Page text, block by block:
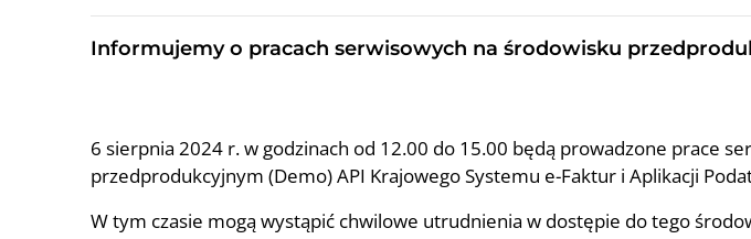
Informujemy o pracach serwisowych na środowisku
6 sierpnia 2024 r. w godzinach od 12.00 do 15.00 będą prowadzone prace
przedprodukcyjnym (Demo) API Krajowego Systemu e-Faktur i Aplikacji
W tym czasie mogą wystąpić chwilowe utrudnienia w dostępie do tego